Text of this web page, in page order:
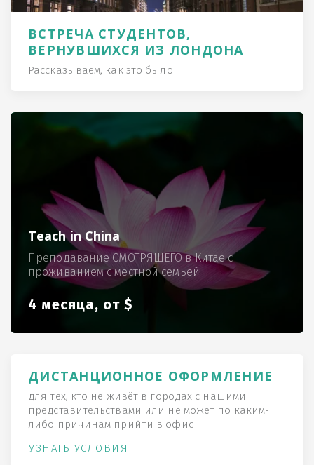
ВСТРЕЧА СТУДЕНТОВ,
ВЕРНУВШИХСЯ ИЗ ЛОНДОНА
Рассказываем, как это было
Teach in China
Преподавание СМОТРЯЩЕГО в Китае с
проживанием с местной семьёй
4 месяца, от $
ДИСТАНЦИОННОЕ ОФОРМЛЕНИЕ
для тех, кто не живёт в городах с нашими
представительствами или не может по каким-
либо причинам прийти в офис
УЗНАТЬ УСЛОВИЯ